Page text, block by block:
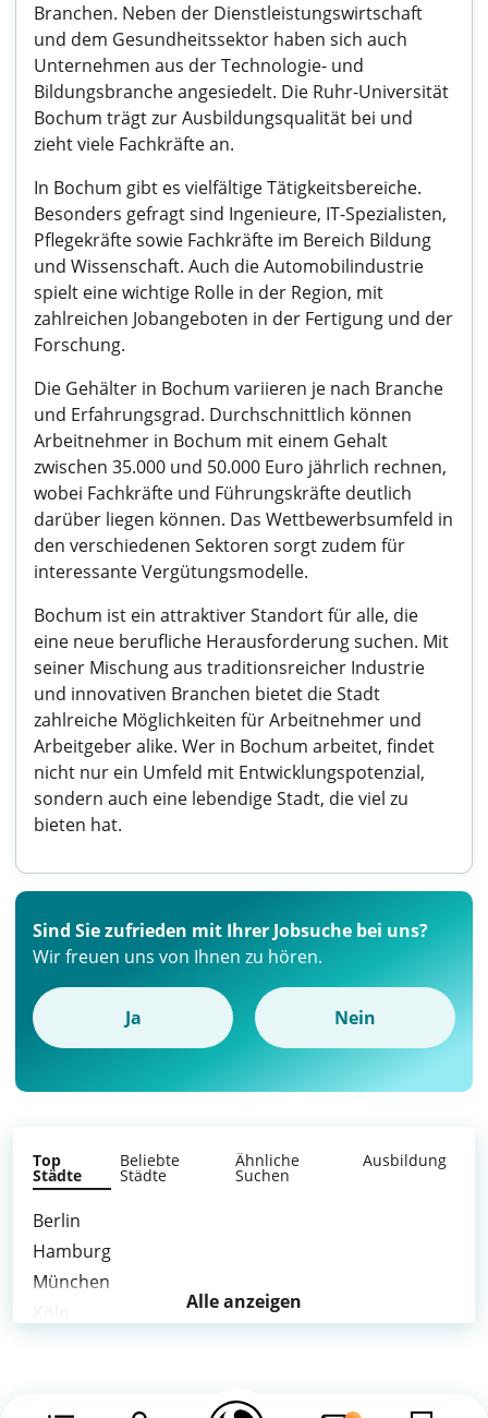
Branchen. Neben der Dienstleistungswirtschaft
und dem Gesundheitssektor haben sich auch
Unternehmen aus der Technologie- und
Bildungsbranche angesiedelt. Die Ruhr-Universität
Bochum trägt zur Ausbildungsqualität bei und
zieht viele Fachkräfte an.
In Bochum gibt es vielfältige Tätigkeitsbereiche.
Besonders gefragt sind Ingenieure, IT-Spezialisten,
Pflegekräfte sowie Fachkräfte im Bereich Bildung
und Wissenschaft. Auch die Automobilindustrie
spielt eine wichtige Rolle in der Region, mit
zahlreichen Jobangeboten in der Fertigung und der
Forschung.
Die Gehälter in Bochum variieren je nach Branche
und Erfahrungsgrad. Durchschnittlich können
Arbeitnehmer in Bochum mit einem Gehalt
zwischen 35.000 und 50.000 Euro jährlich rechnen,
wobei Fachkräfte und Führungskräfte deutlich
darüber liegen können. Das Wettbewerbsumfeld in
den verschiedenen Sektoren sorgt zudem für
interessante Vergütungsmodelle.
Bochum ist ein attraktiver Standort für alle, die
eine neue berufliche Herausforderung suchen. Mit
seiner Mischung aus traditionsreicher Industrie
und innovativen Branchen bietet die Stadt
zahlreiche Möglichkeiten für Arbeitnehmer und
Arbeitgeber alike. Wer in Bochum arbeitet, findet
nicht nur ein Umfeld mit Entwicklungspotenzial,
sondern auch eine lebendige Stadt, die viel zu
bieten hat.
Sind Sie zufrieden mit Ihrer Jobsuche bei uns?
Wir freuen uns von Ihnen zu hören.
Ja Nein
Top
Städte
Beliebte
Städte
Ähnliche
Suchen
Ausbildung
Berlin
Hamburg
München
Alle anzeigen